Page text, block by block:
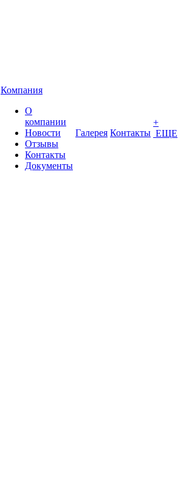
Компания
О
компании
Новости
Отзывы
Контакты
Документы
Галерея Контакты
+
ЕЩЕ